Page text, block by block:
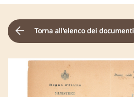
Torna all'elenco dei documenti